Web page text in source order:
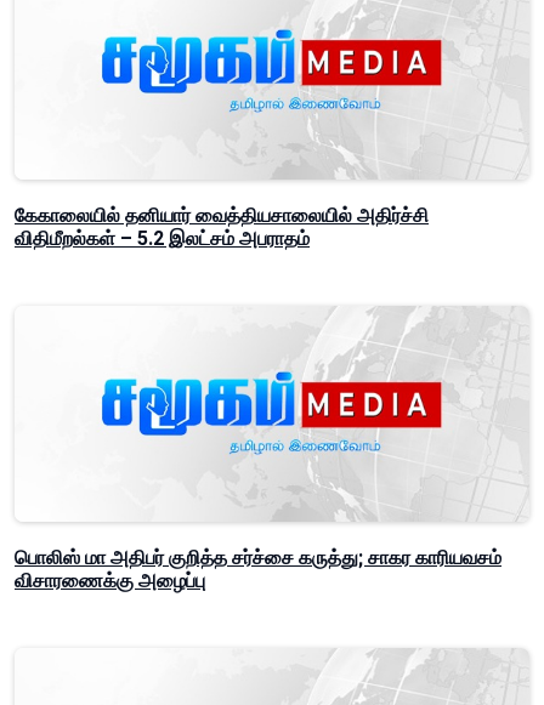
கேகாலையில் தனியார் வைத்தியசாலையில் அதிர்ச்சி
விதிமீறல்கள் – 5.2 இலட்சம் அபராதம்
பொலிஸ் மா அதிபர் குறித்த சர்ச்சை கருத்து; சாகர காரியவசம்
விசாரணைக்கு அழைப்பு